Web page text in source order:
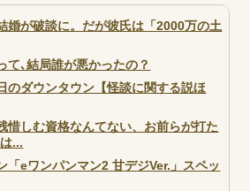
婚が破談に。だが彼氏は「2000万の土
て､結局誰が悪かったの？
のダウンタウン【怪談に関する説ほ
惜しむ資格なんてない、お前らが打た
...
「eワンパンマン2 甘デジVer.」スペッ